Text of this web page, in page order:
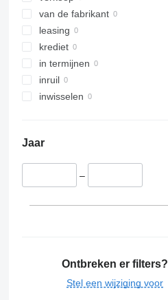
van de fabrikant
leasing
krediet
in termijnen
inruil
inwisselen
Jaar
–
Ontbreken er filters?
Stel een wijziging voor